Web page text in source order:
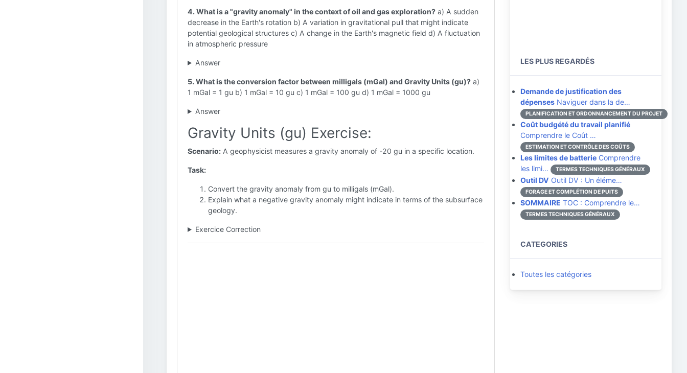
4. What is a "gravity anomaly" in the context of oil and gas exploration? a) A sudden
decrease in the Earth's rotation b) A variation in gravitational pull that might indicate
potential geological structures c) A change in the Earth's magnetic field d) A fluctuation
in atmospheric pressure
Answer
5. What is the conversion factor between milligals (mGal) and Gravity Units (gu)? a)
1 mGal = 1 gu b) 1 mGal = 10 gu c) 1 mGal = 100 gu d) 1 mGal = 1000 gu
Answer
Gravity Units (gu) Exercise:
Scenario: A geophysicist measures a gravity anomaly of -20 gu in a specific location.
Task:
Convert the gravity anomaly from gu to milligals (mGal).
Explain what a negative gravity anomaly might indicate in terms of the subsurface
geology.
Exercice Correction
LES PLUS REGARDÉS
Demande de justification des
dépenses Naviguer dans la de…
PLANIFICATION ET ORDONNANCEMENT DU PROJET
Coût budgété du travail planifié
Comprendre le Coût …
ESTIMATION ET CONTRÔLE DES COÛTS
Les limites de batterie Comprendre
les limi…
TERMES TECHNIQUES GÉNÉRAUX
Outil DV Outil DV : Un éléme…
FORAGE ET COMPLÉTION DE PUITS
SOMMAIRE TOC : Comprendre le…
TERMES TECHNIQUES GÉNÉRAUX
CATEGORIES
Toutes les catégories